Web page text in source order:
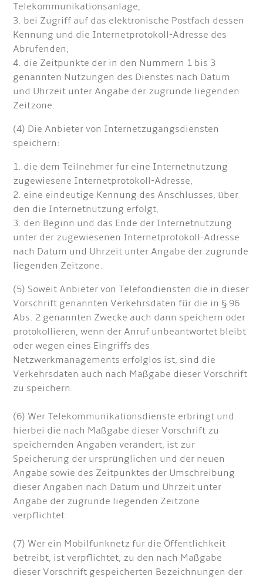
Telekommunikationsanlage,
3. bei Zugriff auf das elektronische Postfach dessen
Kennung und die Internetprotokoll-Adresse des
Abrufenden,
4. die Zeitpunkte der in den Nummern 1 bis 3
genannten Nutzungen des Dienstes nach Datum
und Uhrzeit unter Angabe der zugrunde liegenden
Zeitzone.
(4) Die Anbieter von Internetzugangsdiensten
speichern:
1. die dem Teilnehmer für eine Internetnutzung
zugewiesene Internetprotokoll-Adresse,
2. eine eindeutige Kennung des Anschlusses, über
den die Internetnutzung erfolgt,
3. den Beginn und das Ende der Internetnutzung
unter der zugewiesenen Internetprotokoll-Adresse
nach Datum und Uhrzeit unter Angabe der zugrunde
liegenden Zeitzone.
(5) Soweit Anbieter von Telefondiensten die in dieser
Vorschrift genannten Verkehrsdaten für die in § 96
Abs. 2 genannten Zwecke auch dann speichern oder
protokollieren, wenn der Anruf unbeantwortet bleibt
oder wegen eines Eingriffs des
Netzwerkmanagements erfolglos ist, sind die
Verkehrsdaten auch nach Maßgabe dieser Vorschrift
zu speichern.
(6) Wer Telekommunikationsdienste erbringt und
hierbei die nach Maßgabe dieser Vorschrift zu
speichernden Angaben verändert, ist zur
Speicherung der ursprünglichen und der neuen
Angabe sowie des Zeitpunktes der Umschreibung
dieser Angaben nach Datum und Uhrzeit unter
Angabe der zugrunde liegenden Zeitzone
verpflichtet.
(7) Wer ein Mobilfunknetz für die Öffentlichkeit
betreibt, ist verpflichtet, zu den nach Maßgabe
dieser Vorschrift gespeicherten Bezeichnungen der